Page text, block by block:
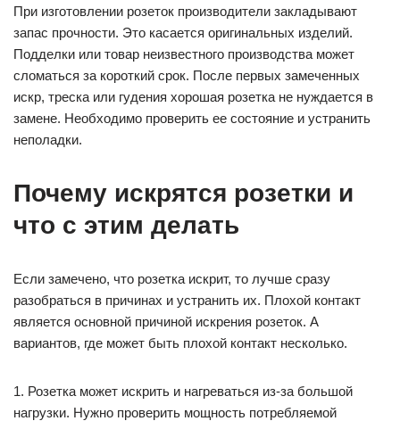
При изготовлении розеток производители закладывают
запас прочности. Это касается оригинальных изделий.
Подделки или товар неизвестного производства может
сломаться за короткий срок. После первых замеченных
искр, треска или гудения хорошая розетка не нуждается в
замене. Необходимо проверить ее состояние и устранить
неполадки.
Почему искрятся розетки и
что с этим делать
Если замечено, что розетка искрит, то лучше сразу
разобраться в причинах и устранить их. Плохой контакт
является основной причиной искрения розеток. А
вариантов, где может быть плохой контакт несколько.
1. Розетка может искрить и нагреваться из-за большой
нагрузки. Нужно проверить мощность потребляемой